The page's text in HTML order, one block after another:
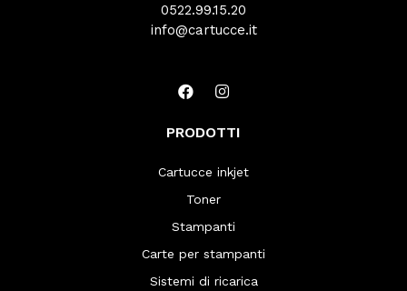
0522.99.15.20
info@cartucce.it
PRODOTTI
Cartucce inkjet
Toner
Stampanti
Carte per stampanti
Sistemi di ricarica